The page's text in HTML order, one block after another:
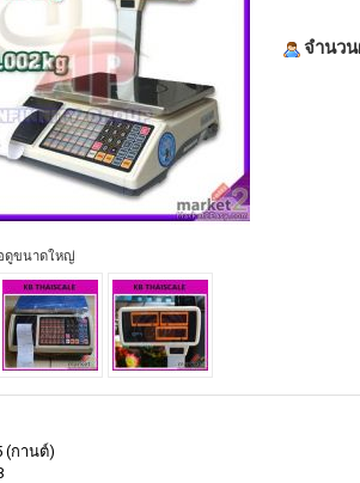
จำนวน
ดูขนาดใหญ่
(กานต์)